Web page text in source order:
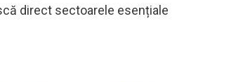
direct sectoarele esențiale